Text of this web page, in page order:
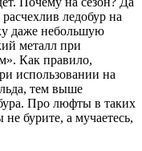
ледобур на
даже небольшую
металл при
Как правило,
использовании на
тем выше
Про люфты в таких
бурите, а мучаетесь,